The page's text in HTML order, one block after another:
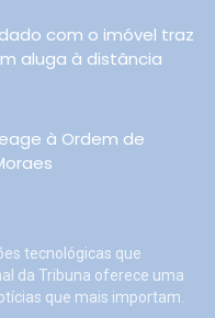
com o imóvel traz
aluga à distância
à Ordem de
tecnológicas que
da Tribuna oferece uma
que mais importam.